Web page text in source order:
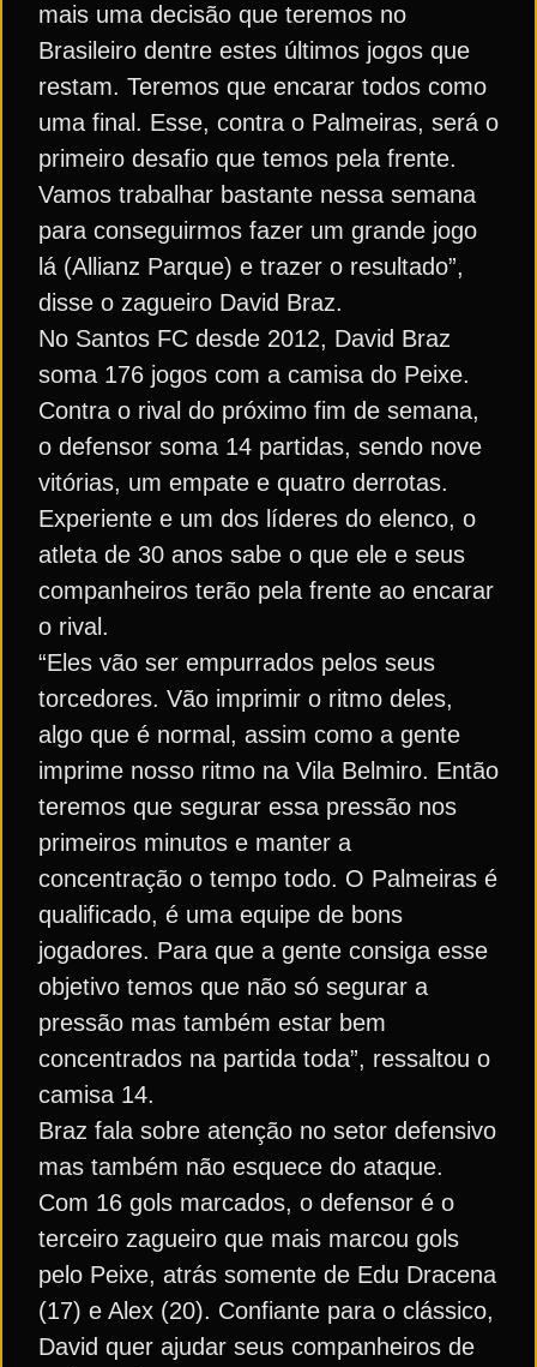
mais uma decisão que teremos no
Brasileiro dentre estes últimos jogos que
restam. Teremos que encarar todos como
uma final. Esse, contra o Palmeiras, será o
primeiro desafio que temos pela frente.
Vamos trabalhar bastante nessa semana
para conseguirmos fazer um grande jogo
lá (Allianz Parque) e trazer o resultado”,
disse o zagueiro David Braz.
No Santos FC desde 2012, David Braz
soma 176 jogos com a camisa do Peixe.
Contra o rival do próximo fim de semana,
o defensor soma 14 partidas, sendo nove
vitórias, um empate e quatro derrotas.
Experiente e um dos líderes do elenco, o
atleta de 30 anos sabe o que ele e seus
companheiros terão pela frente ao encarar
o rival.
“Eles vão ser empurrados pelos seus
torcedores. Vão imprimir o ritmo deles,
algo que é normal, assim como a gente
imprime nosso ritmo na Vila Belmiro. Então
teremos que segurar essa pressão nos
primeiros minutos e manter a
concentração o tempo todo. O Palmeiras é
qualificado, é uma equipe de bons
jogadores. Para que a gente consiga esse
objetivo temos que não só segurar a
pressão mas também estar bem
concentrados na partida toda”, ressaltou o
camisa 14.
Braz fala sobre atenção no setor defensivo
mas também não esquece do ataque.
Com 16 gols marcados, o defensor é o
terceiro zagueiro que mais marcou gols
pelo Peixe, atrás somente de Edu Dracena
(17) e Alex (20). Confiante para o clássico,
David quer ajudar seus companheiros de